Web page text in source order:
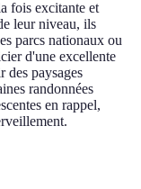
fois excitante et
leur niveau, ils
parcs nationaux ou
d'une excellente
des paysages
randonnées
en rappel,